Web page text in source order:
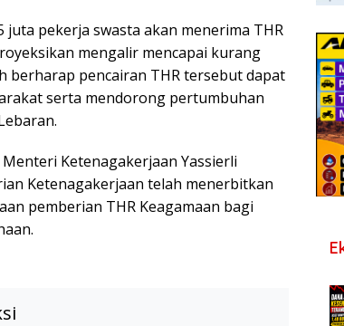
pekerja swasta akan menerima THR
mengalir mencapai kurang
berharap pencairan THR tersebut dapat
serta mendorong pertumbuhan
Ketenagakerjaan Yassierli
Ketenagakerjaan telah menerbitkan
pemberian THR Keagamaan bagi